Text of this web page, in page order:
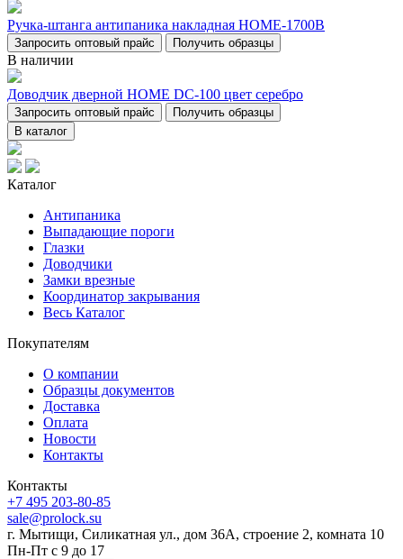
Ручка-штанга антипаника накладная НОМЕ-1700В
Запросить оптовый прайс Получить образцы
В наличии
Доводчик дверной НОМЕ DC-100 цвет серебро
Запросить оптовый прайс
Получить образцы
В каталог
Каталог
Антипаника
Выпадающие пороги
Глазки
Доводчики
Замки врезные
Координатор закрывания
Весь Каталог
Покупателям
О компании
Образцы документов
Доставка
Оплата
Новости
Контакты
Контакты
+7 495 203-80-85
sale@prolock.su
г. Мытищи, Силикатная ул., дом 36А, строение 2, комната 10
Пн-Пт с 9 до 17